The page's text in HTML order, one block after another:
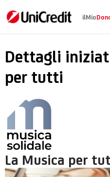
La
ilMio
Dettagli
per tutti
La Musica per